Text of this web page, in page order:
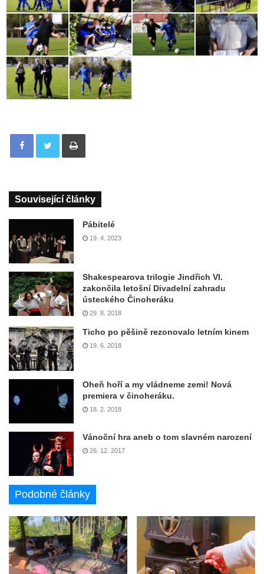
Tisknout
Související články
Pábitelé
19. 4. 2023
Shakespearova trilogie Jindřich VI.
zakončila letošní Divadelní zahradu
ústeckého Činoheráku
29. 8. 2018
Ticho po pěšině rezonovalo letním kinem
19. 6. 2018
Oheň hoří a my vládneme zemi! Nová
premiera v činoheráku.
18. 2. 2018
Vánoční hra aneb o tom slavném narození
26. 12. 2017
Podobné články